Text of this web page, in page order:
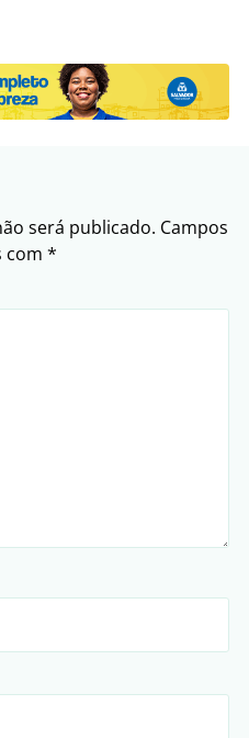
será publicado. Campos
com *